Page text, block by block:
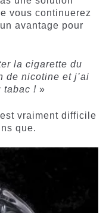
vous continuerez
avantage pour
la cigarette du
de nicotine et j’ai
tabac !»
vraiment difficile
que.